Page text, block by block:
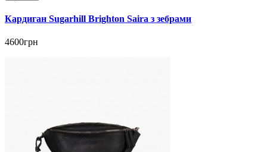
Кардиган Sugarhill Brighton Saira з зебрами
4600грн